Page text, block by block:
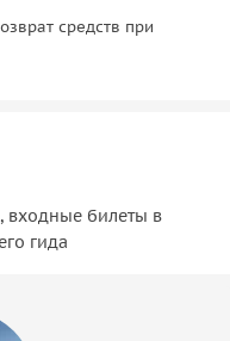
средств при
входные билеты в
гида